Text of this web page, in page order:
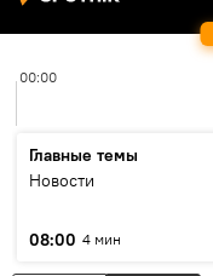
00:00
Главные темы
Новости
08:00 4 мин